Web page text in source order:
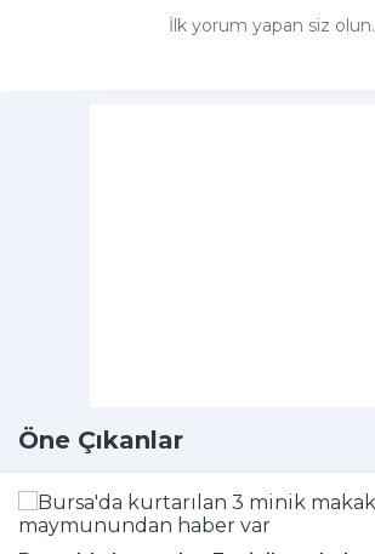
İlk yorum yapan siz olun.
Öne Çıkanlar